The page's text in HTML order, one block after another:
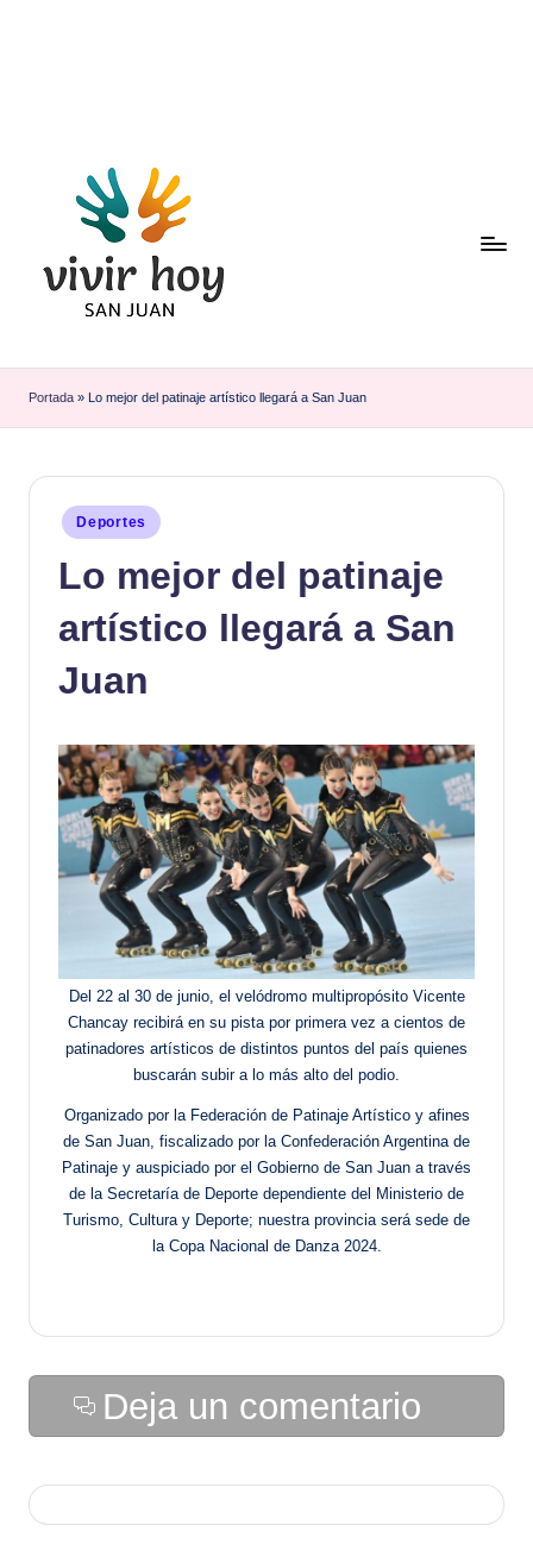
Saltar
contenido
Portada » Lo mejor del patinaje artístico llegará a San Juan
Publicado
en
Deportes
Lo mejor del patinaje
artístico llegará a San
Juan
Del 22 al 30 de junio, el velódromo multipropósito Vicente
Chancay recibirá en su pista por primera vez a cientos de
patinadores artísticos de distintos puntos del país quienes
buscarán subir a lo más alto del podio.
Organizado por la Federación de Patinaje Artístico y afines
de San Juan, fiscalizado por la Confederación Argentina de
Patinaje y auspiciado por el Gobierno de San Juan a través
de la Secretaría de Deporte dependiente del Ministerio de
Turismo, Cultura y Deporte; nuestra provincia será sede de
la Copa Nacional de Danza 2024.
Deja un comentario